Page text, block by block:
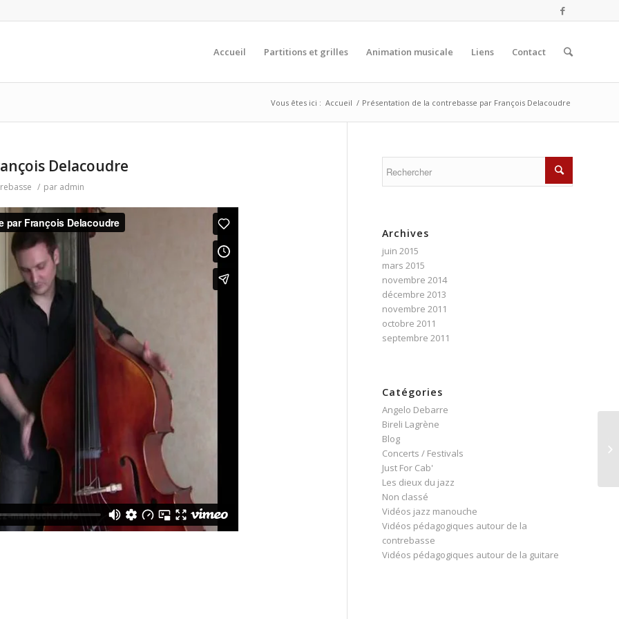
Accueil Partitions et grilles Animation musicale Liens Contact
Vous êtes ici : Accueil / Présentation de la contrebasse par François Delacoudre
Delacoudre
/ par admin
Archives
juin 2015
mars 2015
novembre 2014
décembre 2013
novembre 2011
octobre 2011
septembre 2011
Catégories
Angelo Debarre
Bireli Lagrène
Blog
Concerts / Festivals
Just For Cab'
Les dieux du jazz
Non classé
Vidéos jazz manouche
Vidéos pédagogiques autour de la
contrebasse
Vidéos pédagogiques autour de la guitare